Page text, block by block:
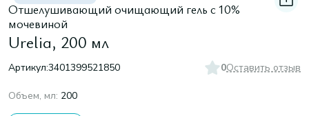
Отшелушивающий очищающий гель с 10%
мочевиной
Urelia, 200 мл
Артикул:3401399521850 0Оставить отзыв
Объем, мл: 200